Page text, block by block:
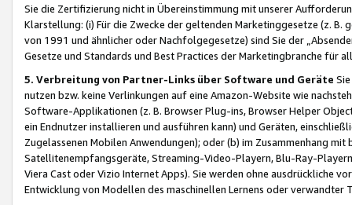
Sie die Zertifizierung nicht in Übereinstimmung mit unserer
Klarstellung: (i) Für die Zwecke der geltenden Marketinggesetze (z. B.
von 1991 und ähnlicher oder Nachfolgegesetze) sind Sie der
Gesetze und Standards und Best Practices der Marketingbranche für
5. Verbreitung von Partner-Links über Software und Geräte
nutzen bzw. keine Verlinkungen auf eine Amazon-Website wie
Software-Applikationen (z. B. Browser Plug-ins, Browser Helper
ein Endnutzer installieren und ausführen kann) und Geräten,
Zugelassenen Mobilen Anwendungen); oder (b) im Zusammenhang
Satellitenempfangsgeräte, Streaming-Video-Playern, Blu-Ray-
Viera Cast oder Vizio Internet Apps). Sie werden ohne ausdrückliche
Entwicklung von Modellen des maschinellen Lernens oder